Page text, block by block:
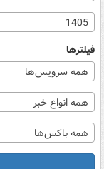
1405
فیلترها
همه سرویس‌ها
همه انواع خبر
همه باکس‌ها